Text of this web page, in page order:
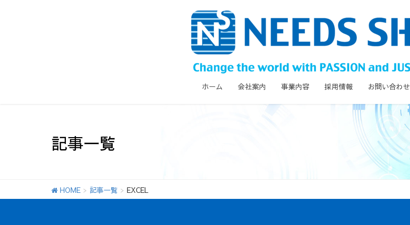
ホーム 会社案内 事業内容 採用情報 お問い合わせ
記事一覧
HOME 記事一覧 EXCEL